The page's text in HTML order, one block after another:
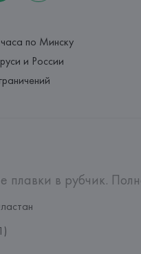
по Минску
и России
плавки в рубчик.